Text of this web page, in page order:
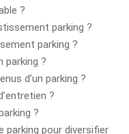
?
parking ?
parking ?
parking ?
d’un parking ?
?
?
parking pour diversifier